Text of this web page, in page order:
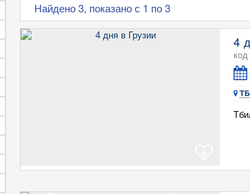
Найдено 3, показано с 1 по 3
4